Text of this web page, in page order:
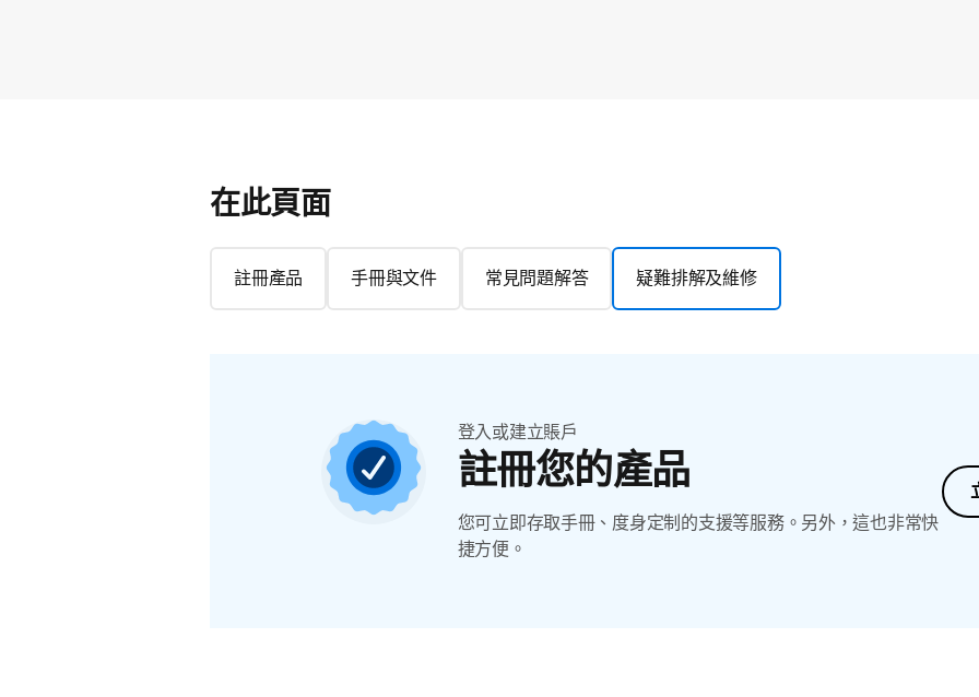
在此頁面
註冊產品 手冊與文件 常見問題解答 疑難排解及維修
登入或建立賬戶
註冊您的產品
您可立即存取手冊、度身定制的支援等服務。另外，這也非常快
捷方便。